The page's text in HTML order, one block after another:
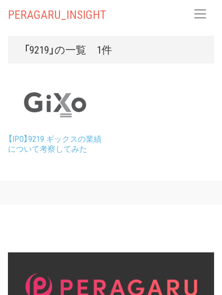
PERAGARU_INSIGHT
「9219」の一覧 1件
【IPO】9219 ギックスの業績
について考察してみた